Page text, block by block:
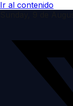
Ir al contenido